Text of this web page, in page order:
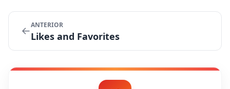
←ANTERIOR
Likes and Favorites